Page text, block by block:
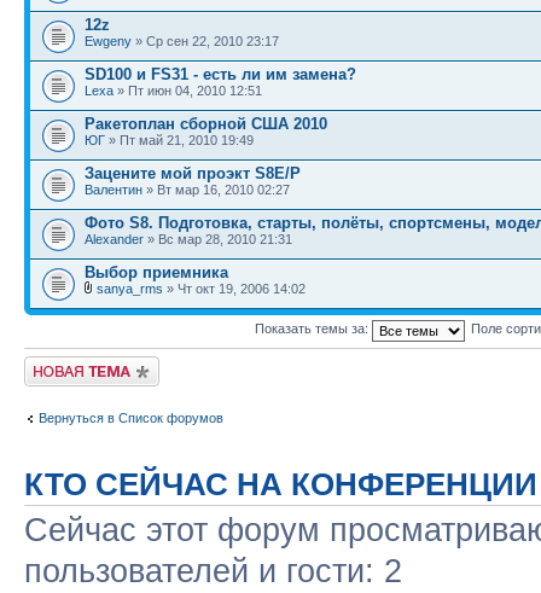
12z
Ewgeny » Ср сен 22, 2010 23:17
SD100 и FS31 - есть ли им замена?
Lexa » Пт июн 04, 2010 12:51
Ракетоплан сборной США 2010
ЮГ » Пт май 21, 2010 19:49
Зацените мой проэкт S8E/P
Валентин » Вт мар 16, 2010 02:27
Фото S8. Подготовка, старты, полёты, спортсмены,
Alexander » Вс мар 28, 2010 21:31
Выбор приемника
sanya_rms » Чт окт 19, 2006 14:02
Показать темы за: Поле
Новая тема
Вернуться в Список форумов
КТО СЕЙЧАС НА КОНФЕРЕНЦИИ
Сейчас этот форум
пользователей и гости: 2